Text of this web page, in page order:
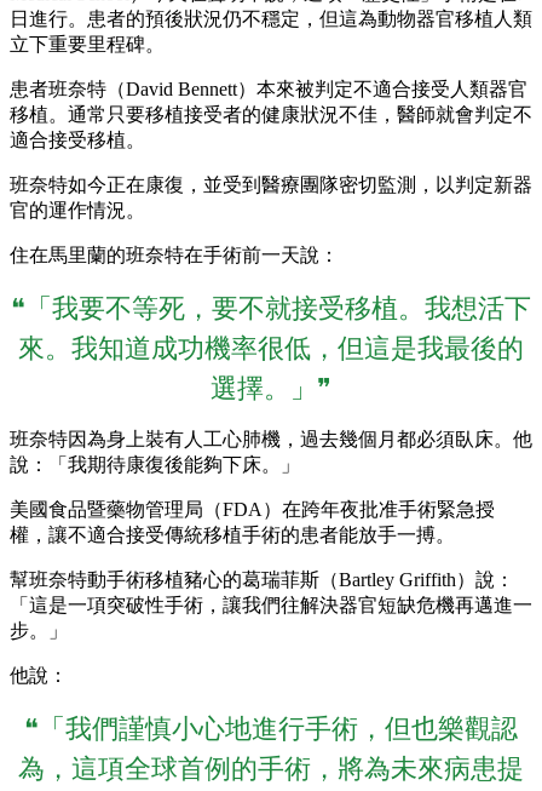
日進行。患者的預後狀況仍不穩定，但這為動物器官移植人類
立下重要里程碑。
患者班奈特（David Bennett）本來被判定不適合接受人類器官
移植。通常只要移植接受者的健康狀況不佳，醫師就會判定不
適合接受移植。
班奈特如今正在康復，並受到醫療團隊密切監測，以判定新器
官的運作情況。
住在馬里蘭的班奈特在手術前一天說：
❝「我要不等死，要不就接受移植。我想活下
來。我知道成功機率很低，但這是我最後的
選擇。」❞
班奈特因為身上裝有人工心肺機，過去幾個月都必須臥床。他
說：「我期待康復後能夠下床。」
美國食品暨藥物管理局（FDA）在跨年夜批准手術緊急授
權，讓不適合接受傳統移植手術的患者能放手一搏。
幫班奈特動手術移植豬心的葛瑞菲斯（Bartley Griffith）說：
「這是一項突破性手術，讓我們往解決器官短缺危機再邁進一
步。」
他說：
❝「我們謹慎小心地進行手術，但也樂觀認
為，這項全球首例的手術，將為未來病患提